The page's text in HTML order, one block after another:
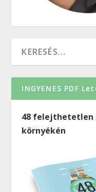
INGYENES PDF
48 felejthetetlen
környékén